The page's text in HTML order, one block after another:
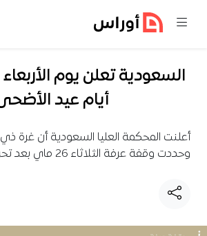
أيام عيد
أعلنت المحكمة العليا السعودية أن غرة ذي
وحددت وقفة عرفة الثلاثاء 26 ماي بعد تحري رؤية الهلال.